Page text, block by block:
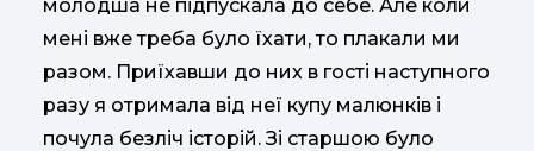
молодша не підпускала до себе. Але коли
мені вже треба було їхати, то плакали ми
разом. Приїхавши до них в гості наступного
разу я отримала від неї купу малюнків і
почула безліч історій. Зі старшою було